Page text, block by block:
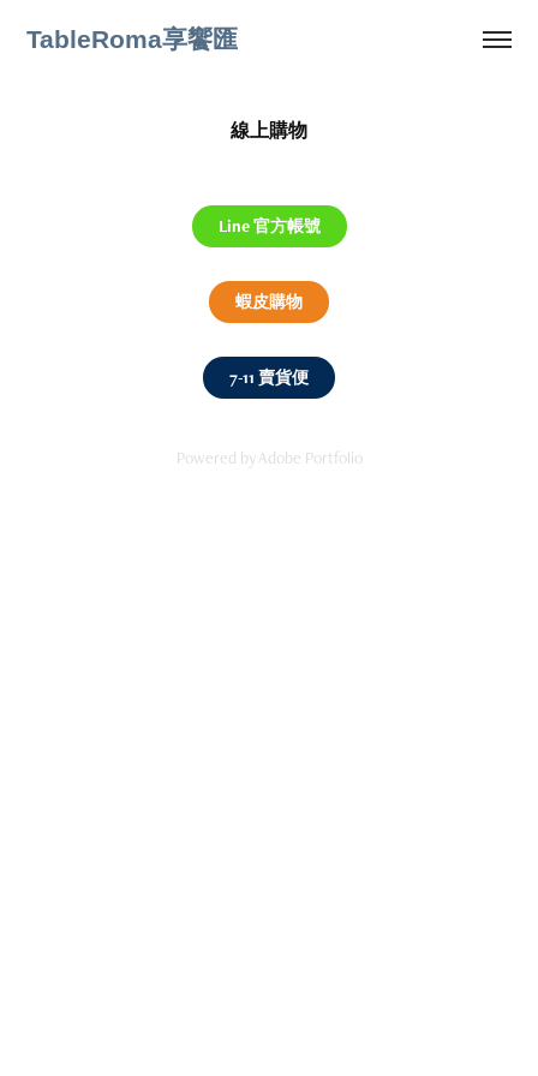
TableRoma享饗匯
線上購物
Line 官方帳號
蝦皮購物
7-11 賣貨便
Powered by Adobe Portfolio